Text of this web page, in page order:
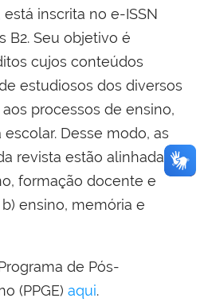
inscrita no e-ISSN
B2. Seu objetivo é
cujos conteúdos
estudiosos dos diversos
processos de ensino,
Desse modo, as
revista estão alinhadas
formação docente e
ensino, memória e
de Pós-
(PPGE) aqui.